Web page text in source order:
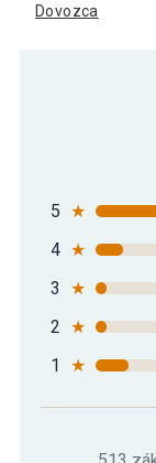
4 x
Dovozca
5 ★
4 ★
3
★
2 ★
1
★